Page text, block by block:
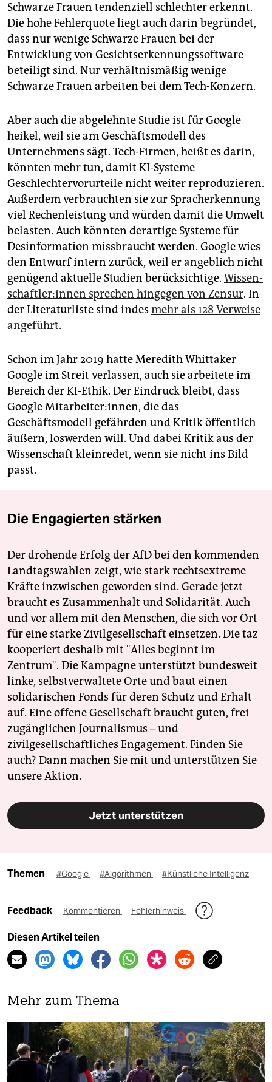
Schwarze Frauen tendenziell schlechter erkennt.
Die hohe Fehlerquote liegt auch darin begründet,
dass nur wenige Schwarze Frauen bei der
Entwicklung von Gesichtserkennungssoftware
beteiligt sind. Nur verhältnismäßig wenige
Schwarze Frauen arbeiten bei dem Tech-Konzern.
Aber auch die abgelehnte Studie ist für Google
heikel, weil sie am Geschäftsmodell des
Unternehmens sägt. Tech-Firmen, heißt es darin,
könnten mehr tun, damit KI-Systeme
Geschlechtervorurteile nicht weiter reproduzieren.
Außerdem verbrauchten sie zur Spracherkennung
viel Rechenleistung und würden damit die Umwelt
belasten. Auch könnten derartige Systeme für
Desinformation missbraucht werden. Google wies
den Entwurf intern zurück, weil er angeblich nicht
genügend aktuelle Studien berücksichtige. Wis­sen­
schaft­ler:in­nen sprechen hingegen von Zensur. In
der Literaturliste sind indes mehr als 128 Verweise
angeführt.
Schon im Jahr 2019 hatte Meredith Whittaker
Google im Streit verlassen, auch sie arbeitete im
Bereich der KI-Ethik. Der Eindruck bleibt, dass
Google Mit­ar­bei­ter:in­nen, die das
Geschäftsmodell gefährden und Kritik öffentlich
äußern, loswerden will. Und dabei Kritik aus der
Wissenschaft kleinredet, wenn sie nicht ins Bild
passt.
Die Engagierten stärken
Der drohende Erfolg der AfD bei den kommenden
Landtagswahlen zeigt, wie stark rechtsextreme
Kräfte inzwischen geworden sind. Gerade jetzt
braucht es Zusammenhalt und Solidarität. Auch
und vor allem mit den Menschen, die sich vor Ort
für eine starke Zivilgesellschaft einsetzen. Die taz
kooperiert deshalb mit "Alles beginnt im
Zentrum". Die Kampagne unterstützt bundesweit
linke, selbstverwaltete Orte und baut einen
solidarischen Fonds für deren Schutz und Erhalt
auf. Eine offene Gesellschaft braucht guten, frei
zugänglichen Journalismus – und
zivilgesellschaftliches Engagement. Finden Sie
auch? Dann machen Sie mit und unterstützen Sie
unsere Aktion.
Jetzt unterstützen
Themen #Google #Algorithmen #Künstliche Intelligenz
Feedback Kommentieren Fehlerhinweis
Diesen Artikel teilen
Mehr zum Thema